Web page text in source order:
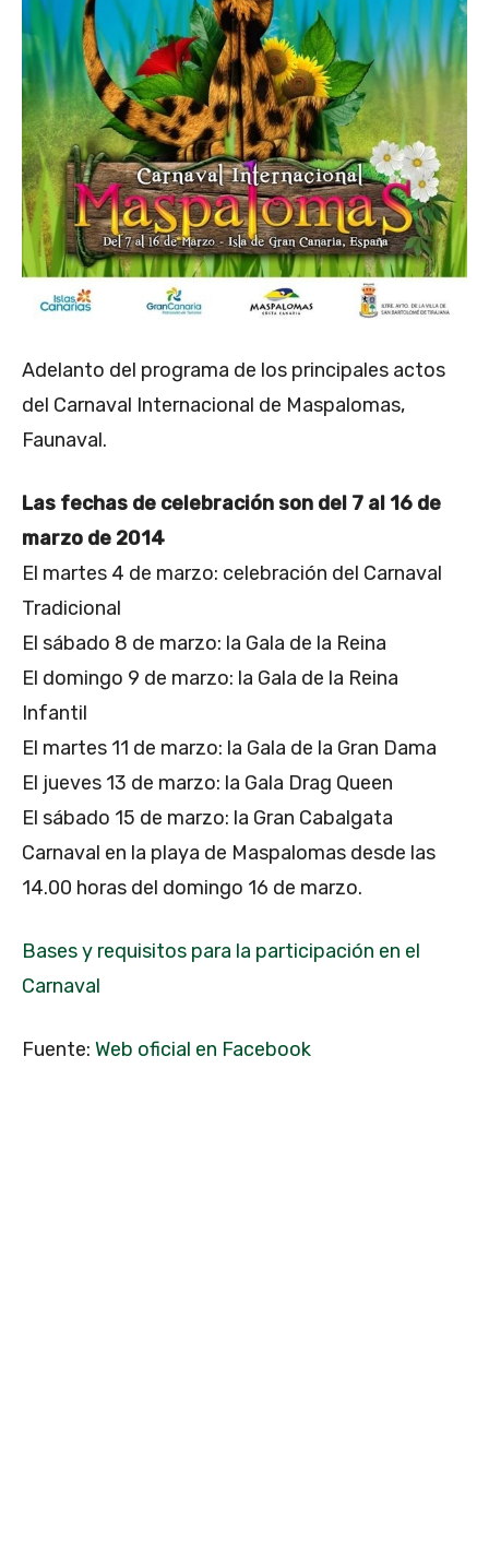
Adelanto del programa de los principales actos
del Carnaval Internacional de Maspalomas,
Faunaval.
Las fechas de celebración son del 7 al 16 de
marzo de 2014
El martes 4 de marzo: celebración del Carnaval
Tradicional
El sábado 8 de marzo: la Gala de la Reina
El domingo 9 de marzo: la Gala de la Reina
Infantil
El martes 11 de marzo: la Gala de la Gran Dama
El jueves 13 de marzo: la Gala Drag Queen
El sábado 15 de marzo: la Gran Cabalgata
Carnaval en la playa de Maspalomas desde las
14.00 horas del domingo 16 de marzo.
Bases y requisitos para la participación en el
Carnaval
Fuente: Web oficial en Facebook